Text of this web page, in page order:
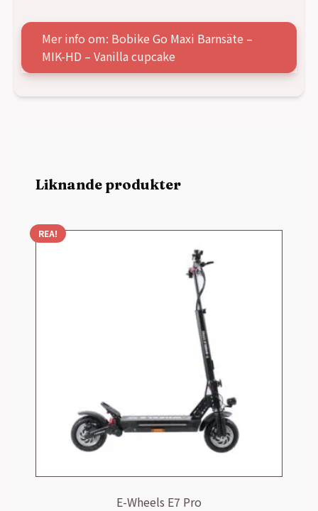
Mer info om: Bobike Go Maxi Barnsäte –
MIK-HD – Vanilla cupcake
Liknande produkter
REA!
E-Wheels E7 Pro